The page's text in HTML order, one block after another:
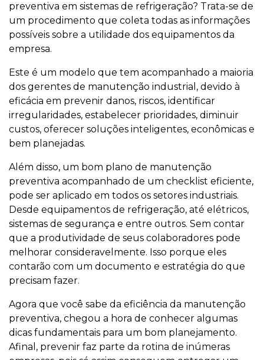
preventiva em sistemas de refrigeração? Trata-se de
um procedimento que coleta todas as informações
possíveis sobre a utilidade dos equipamentos da
empresa.
Este é um modelo que tem acompanhado a maioria
dos gerentes de manutenção industrial, devido à
eficácia em prevenir danos, riscos, identificar
irregularidades, estabelecer prioridades, diminuir
custos, oferecer soluções inteligentes, econômicas e
bem planejadas.
Além disso, um bom plano de manutenção
preventiva acompanhado de um checklist eficiente,
pode ser aplicado em todos os setores industriais.
Desde equipamentos de refrigeração, até elétricos,
sistemas de segurança e entre outros. Sem contar
que a produtividade de seus colaboradores pode
melhorar consideravelmente. Isso porque eles
contarão com um documento e estratégia do que
precisam fazer.
Agora que você sabe da eficiência da manutenção
preventiva, chegou a hora de conhecer algumas
dicas fundamentais para um bom planejamento.
Afinal, prevenir faz parte da rotina de inúmeras